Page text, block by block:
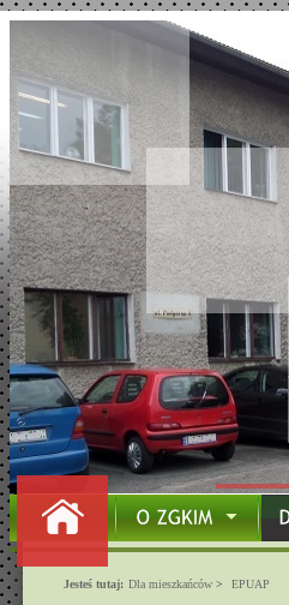
Jesteś tutaj: Dla mieszkańców > EPUAP